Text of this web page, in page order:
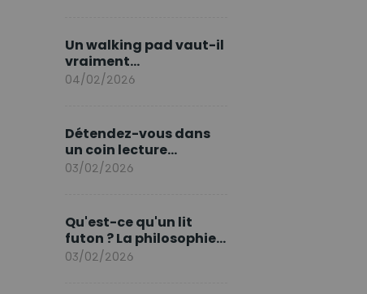
Un walking pad vaut-il
vraiment
l'investissement ?
04/02/2026
Détendez-vous dans
un coin lecture
printanier
03/02/2026
Qu'est-ce qu'un lit
futon ? La philosophie
du sommeil japonais
03/02/2026